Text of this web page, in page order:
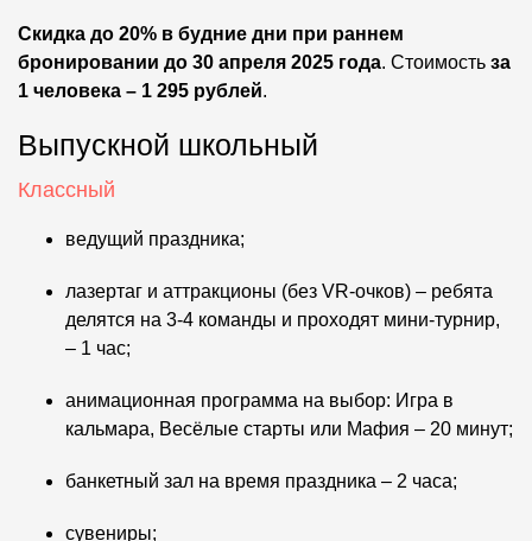
Скидка до 20% в будние дни при раннем
бронировании до 30 апреля 2025 года. Стоимость за
1 человека – 1 295 рублей.
Выпускной школьный
Классный
ведущий праздника;
лазертаг и аттракционы (без VR-очков) – ребята
делятся на 3-4 команды и проходят мини-турнир,
– 1 час;
анимационная программа на выбор: Игра в
кальмара, Весёлые старты или Мафия – 20 минут;
банкетный зал на время праздника – 2 часа;
сувениры;